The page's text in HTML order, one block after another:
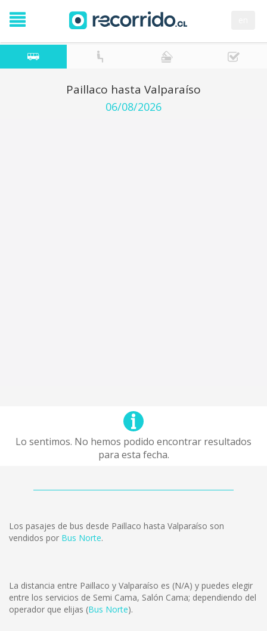
Paillaco hasta Valparaíso
06/08/2026
Lo sentimos. No hemos podido encontrar resultados
para esta fecha.
Los pasajes de bus desde Paillaco hasta Valparaíso son
vendidos por Bus Norte.
La distancia entre Paillaco y Valparaíso es (N/A) y puedes elegir
entre los servicios de Semi Cama, Salón Cama; dependiendo del
operador que elijas (Bus Norte).